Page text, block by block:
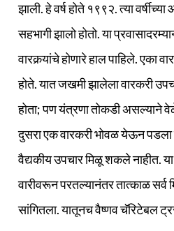
झाली. हे वर्ष होते १९९२. त्या वर्षीच्या
सहभागी झालो होतो. या
वारकर्‍यांचे होणारे हाल पाहिले. एका
होते. यात जखमी झालेला वारकरी
होता; पण यंत्रणा तोकडी असल्याने
दुसरा एक वारकरी भोवळ येऊन पडला
वैद्यकीय उपचार मिळू शकले नाहीत.
वारीवरून परतल्यानंतर तात्काळ
सांगितला. यातूनच वैष्णव चॅरिटेबल